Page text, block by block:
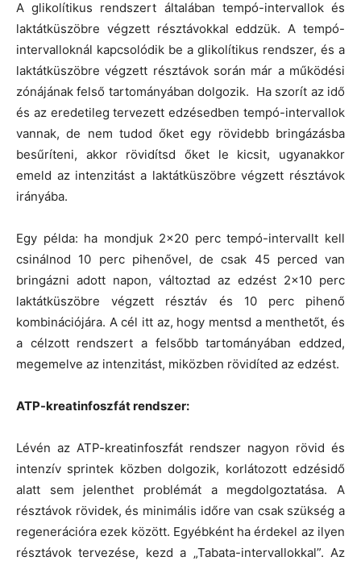
A glikolítikus rendszert általában tempó-intervallok és
laktátküszöbre végzett résztávokkal eddzük. A tempó-
intervalloknál kapcsolódik be a glikolítikus rendszer, és a
laktátküszöbre végzett résztávok során már a működési
zónájának felső tartományában dolgozik. Ha szorít az idő
és az eredetileg tervezett edzésedben tempó-intervallok
vannak, de nem tudod őket egy rövidebb bringázásba
besűríteni, akkor rövidítsd őket le kicsit, ugyanakkor
emeld az intenzitást a laktátküszöbre végzett résztávok
irányába.
Egy példa: ha mondjuk 2×20 perc tempó-intervallt kell
csinálnod 10 perc pihenővel, de csak 45 perced van
bringázni adott napon, változtad az edzést 2×10 perc
laktátküszöbre végzett résztáv és 10 perc pihenő
kombinációjára. A cél itt az, hogy mentsd a menthetőt, és
a célzott rendszert a felsőbb tartományában eddzed,
megemelve az intenzitást, miközben rövidíted az edzést.
ATP-kreatinfoszfát rendszer:
Lévén az ATP-kreatinfoszfát rendszer nagyon rövid és
intenzív sprintek közben dolgozik, korlátozott edzésidő
alatt sem jelenthet problémát a megdolgoztatása. A
résztávok rövidek, és minimális időre van csak szükség a
regenerációra ezek között. Egyébként ha érdekel az ilyen
résztávok tervezése, kezd a „Tabata-intervallokkal”. Az